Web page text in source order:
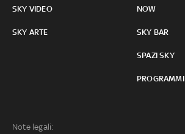
SKY VIDEO
SKY ARTE
NOW
SKY BAR
SPAZI SKY
PROGRAMMI
Note legali: